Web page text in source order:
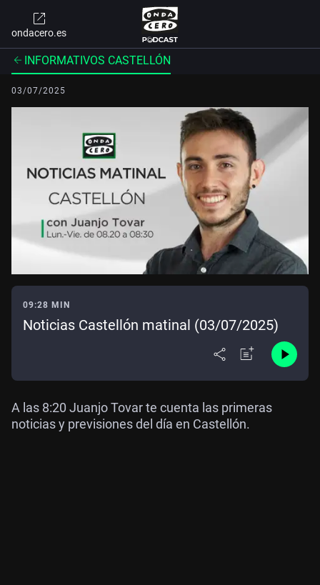
ondacero.es
INFORMATIVOS CASTELLÓN
03/07/2025
09:28 MIN
Noticias Castellón matinal (03/07/2025)
A las 8:20 Juanjo Tovar te cuenta las primeras
noticias y previsiones del día en Castellón.